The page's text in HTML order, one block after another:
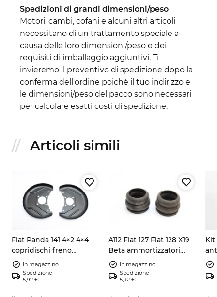
Spedizioni di grandi dimensioni/peso
Motori, cambi, cofani e alcuni altri articoli
necessitano di un trattamento speciale a
causa delle loro dimensioni/peso e dei
requisiti di imballaggio aggiuntivi. Ti
invieremo il preventivo di spedizione dopo la
conferma dell'ordine poiché il tuo indirizzo e
le dimensioni/peso del pacco sono necessari
per calcolare esatti costi di spedizione.
Articoli simili
Fiat Panda 141 4×2 4×4
copridischi freno
anteriore sinistro destro
7602956
In magazzino
Spedizione
5,92 €
A112 Fiat 127 Fiat 128 X19
Beta ammortizzatori
anteriori ribaltabili
4201143
In magazzino
Spedizione
5,92 €
Kit
TE